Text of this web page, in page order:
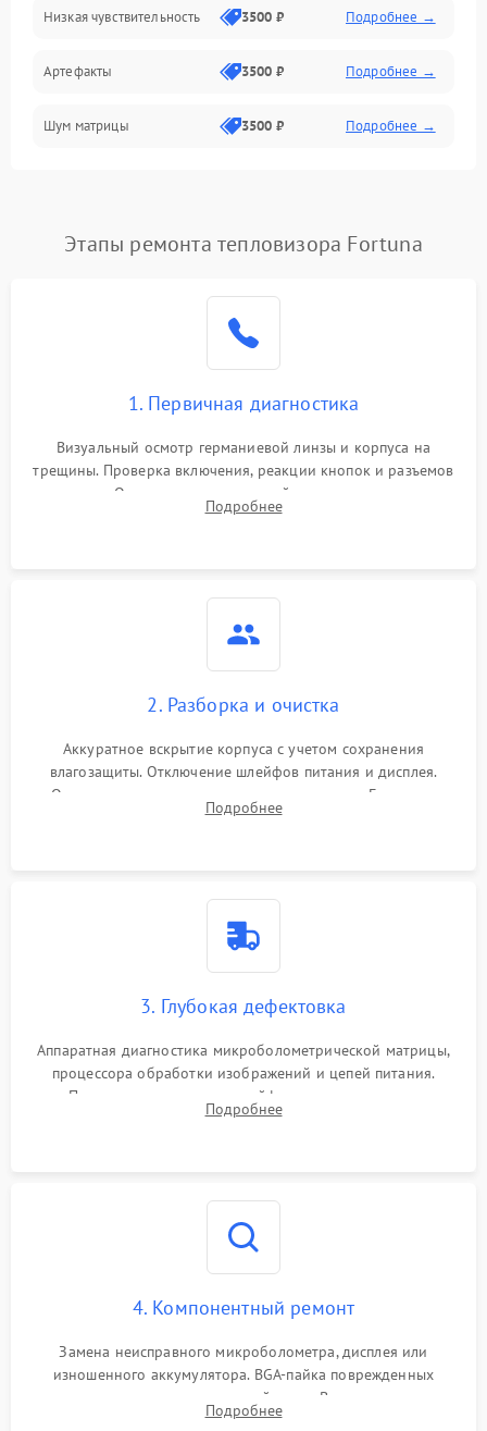
Измерения
Матрица
Проблемы питания
Сбои коммуникаций и интерфейсов
Экран (дисплей)
Низкая чувствительность 3500 ₽ Подробнее →
Артефакты 3500 ₽ Подробнее →
Шум матрицы 3500 ₽ Подробнее →
Этапы ремонта тепловизора Fortuna
1. Первичная диагностика
Визуальный осмотр германиевой линзы и корпуса на
трещины. Проверка включения, реакции кнопок и разъемов
зарядки. Оценка вывода тепловой сигнатуры на экран,
проверка базовых функций и считывание системных
Подробнее
2. Разборка и очистка
Аккуратное вскрытие корпуса с учетом сохранения
влагозащиты. Отключение шлейфов питания и дисплея.
Очистка внутренних плат от окислов и пыли. Бережная
обработка германиевого объектива специализированными
Подробнее
3. Глубокая дефектовка
Аппаратная диагностика микроболометрической матрицы,
процессора обработки изображений и цепей питания.
Проверка целостности шлейфов, модуля памяти и
интерфейсов связи. Выявление сгоревших SMD-компонентов
Подробнее
4. Компонентный ремонт
Замена неисправного микроболометра, дисплея или
изношенного аккумулятора. BGA-пайка поврежденных
контроллеров на материнской плате. Восстановление
разъемов и кнопок, замена поврежденных элементов
Подробнее